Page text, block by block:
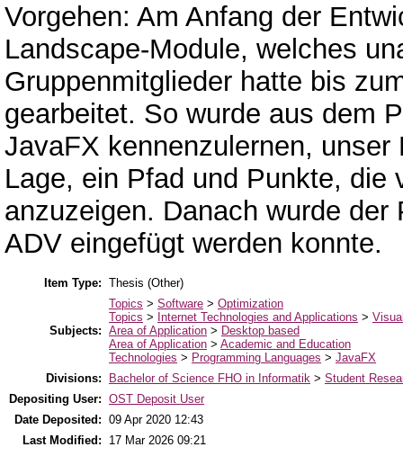
Vorgehen: Am Anfang der
Landscape-Module, welches
Gruppenmitglieder hatte bis
gearbeitet. So wurde aus dem
JavaFX kennenzulernen,
Lage, ein Pfad und Punkte, die
anzuzeigen. Danach wurde
ADV eingefügt werden konnte.
Item Type: Thesis (Other)
Subjects:
Topics > Software > Optimization
Topics > Internet Technologies and Applications >
Area of Application > Desktop based
Area of Application > Academic and Education
Technologies > Programming Languages > JavaFX
Divisions:
Bachelor of Science FHO in Informatik > Student
Depositing User: OST Deposit User
Date Deposited: 09 Apr 2020 12:43
Last Modified:
17 Mar 2026 09:21